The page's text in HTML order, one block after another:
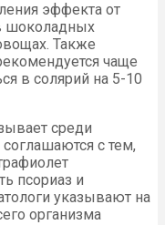
эффекта от
шоколадных
Также
чаще
в солярий на 5-10
среди
с тем,
псориаз и
указывают на
организма